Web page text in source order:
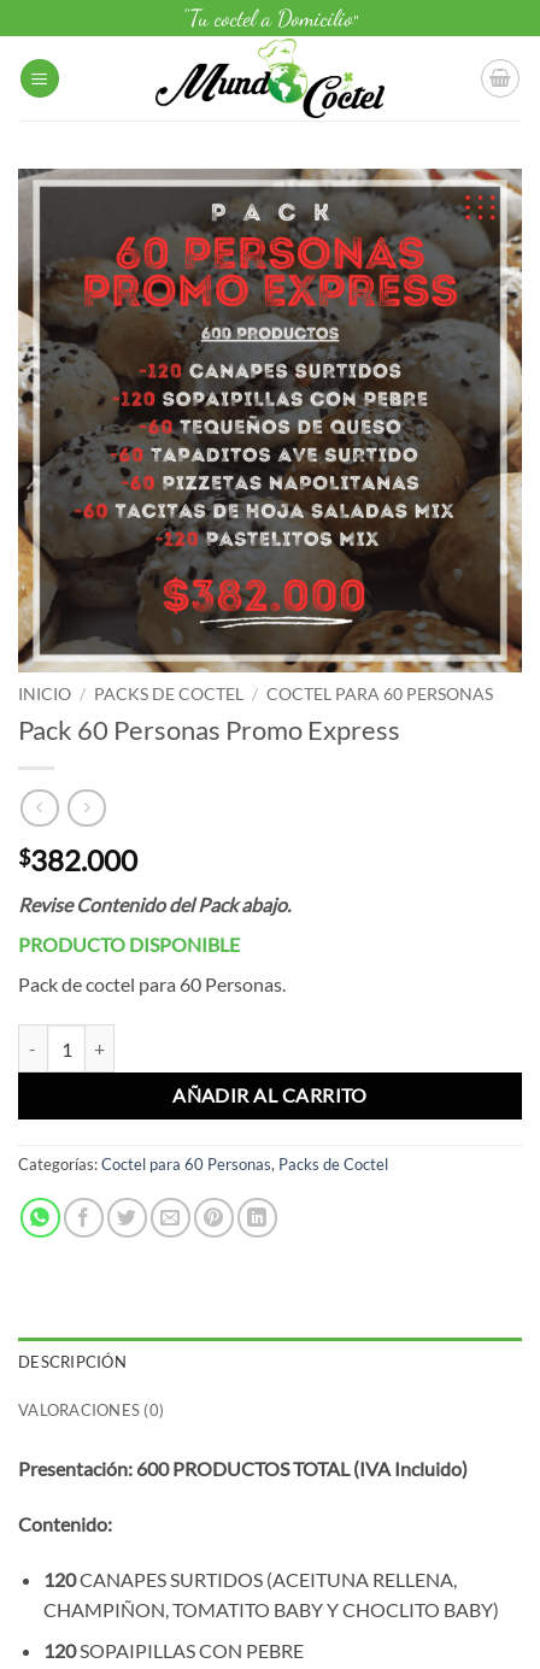
al
contenido
"Tu coctel a Domicilio"
INICIO / PACKS DE COCTEL / COCTEL PARA 60 PERSONAS
Pack 60 Personas Promo Express
$382.000
Revise Contenido del Pack abajo.
PRODUCTO DISPONIBLE
Pack de coctel para 60 Personas.
AÑADIR AL CARRITO
Categorías:Coctel para 60 Personas, Packs de Coctel
DESCRIPCIÓN
VALORACIONES (0)
Presentación: 600 PRODUCTOS TOTAL (IVA Incluido)
Contenido:
120CANAPES SURTIDOS (ACEITUNA RELLENA,
CHAMPIÑON, TOMATITO BABY Y CHOCLITO BABY)
120SOPAIPILLAS CON PEBRE